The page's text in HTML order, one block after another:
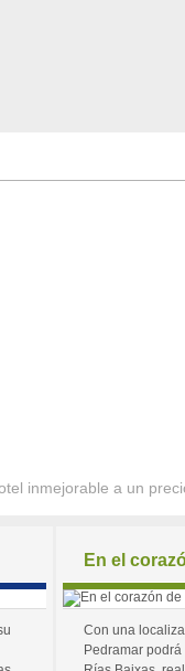
inmejorable a un
En el
Con una
Pedramar